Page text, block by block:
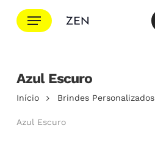
para
principal
Menu
Cotação
Azul Escuro
Início Brindes Personalizados
Azul Escuro